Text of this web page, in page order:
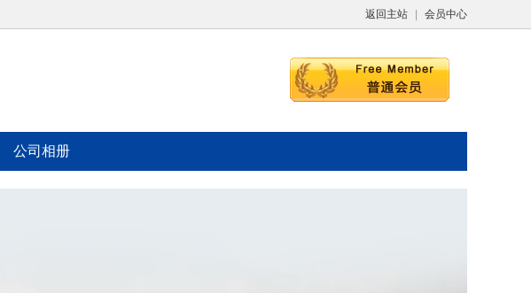
返回主站 会员中心
公司相册